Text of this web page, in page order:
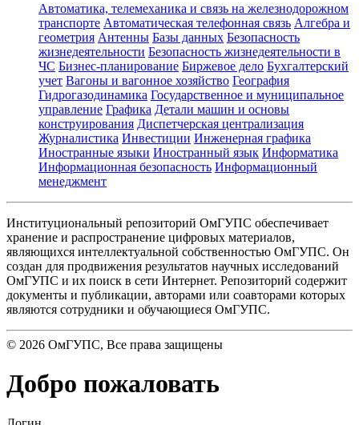
Автоматика, телемеханика и связь на железнодорожном
транспорте Автоматическая телефонная связь Алгебра и
геометрия Антенны Базы данных Безопасность
жизнедеятельности Безопасность жизнедеятельности в
ЧС Бизнес-планирование Биржевое дело Бухгалтерский
учет Вагоны и вагонное хозяйство География
Гидрогазодинамика Государственное и муниципальное
управление Графика Детали машин и основы
конструирования Диспетчерская централизация
Журналистика Инвестиции Инженерная графика
Иностранные языки Иностранный язык Информатика
Информационная безопасность Информационный
менеджмент
Институциональный репозиторий ОмГУПС обеспечивает
хранение и распространение цифровых материалов,
являющихся интеллектуальной собственностью ОмГУПС. Он
создан для продвижения результатов научных исследований
ОмГУПС и их поиск в сети Интернет. Репозиторий содержит
документы и публикации, авторами или соавторами которых
являются сотрудники и обучающиеся ОмГУПС.
© 2026 ОмГУПС, Все права защищены
Добро пожаловать